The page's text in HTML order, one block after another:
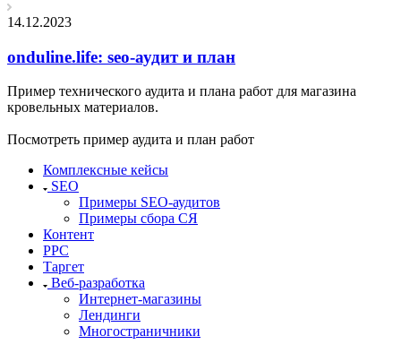
14.12.2023
onduline.life: seo-аудит и план
Пример технического аудита и плана работ для магазина
кровельных материалов.
Посмотреть пример аудита и план работ
Комплексные кейсы
SEO
Примеры SEO-аудитов
Примеры сбора СЯ
Контент
PPC
Таргет
Веб-разработка
Интернет-магазины
Лендинги
Многостраничники